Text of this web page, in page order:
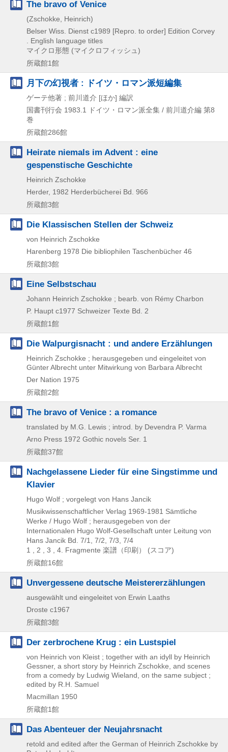
The bravo of Venice
(Zschokke, Heinrich)
Belser Wiss. Dienst c1989 [Repro. to order] Edition Corvey
. English language titles
マイクロ形態 (マイクロフィッシュ)
所蔵館1館
月下の幻視者 : ドイツ・ロマン派短編集
ゲーテ他著 ; 前川道介 [ほか] 編訳
国書刊行会 1983.1
ドイツ・ロマン派全集 / 前川道介編 第8
巻
所蔵館286館
Heirate niemals im Advent : eine
gespenstische Geschichte
Heinrich Zschokke
Herder, 1982 Herderbücherei Bd. 966
所蔵館3館
Die Klassischen Stellen der Schweiz
von Heinrich Zschokke
Harenberg 1978 Die bibliophilen Taschenbücher 46
所蔵館3館
Eine Selbstschau
Johann Heinrich Zschokke ; bearb. von Rémy Charbon
P. Haupt c1977 Schweizer Texte Bd. 2
所蔵館1館
Die Walpurgisnacht : und andere Erzählungen
Heinrich Zschokke ; herausgegeben und eingeleitet von
Günter Albrecht unter Mitwirkung von Barbara Albrecht
Der Nation 1975
所蔵館2館
The bravo of Venice : a romance
translated by M.G. Lewis ; introd. by Devendra P. Varma
Arno Press 1972 Gothic novels Ser. 1
所蔵館37館
Nachgelassene Lieder für eine Singstimme und
Klavier
Hugo Wolf ; vorgelegt von Hans Jancik
Musikwissenschaftlicher Verlag 1969-1981 Sämtliche
Werke / Hugo Wolf ; herausgegeben von der
Internationalen Hugo Wolf-Gesellschaft unter Leitung von
Hans Jancik Bd. 7/1,
7/2, 7/3, 7/4
1 , 2 , 3 , 4. Fragmente 楽譜（印刷） (スコア)
所蔵館16館
Unvergessene deutsche Meistererzählungen
ausgewählt und eingeleitet von Erwin Laaths
Droste c1967
所蔵館3館
Der zerbrochene Krug : ein Lustspiel
von Heinrich von Kleist ; together with an idyll by Heinrich
Gessner, a short story by Heinrich Zschokke, and scenes
from a comedy by Ludwig Wieland, on the same subject ;
edited by R.H. Samuel
Macmillan 1950
所蔵館1館
Das Abenteuer der Neujahrsnacht
retold and edited after the German of Heinrich Zschokke by